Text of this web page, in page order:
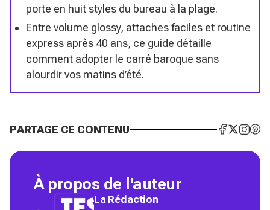
porte en huit styles du bureau à la plage.
Entre volume glossy, attaches faciles et routine
express après 40 ans, ce guide détaille
comment adopter le carré baroque sans
alourdir vos matins d’été.
PARTAGE CE CONTENU
À propos de l'auteur
La Rédaction